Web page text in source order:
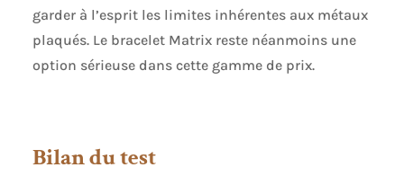
garder à l’esprit les limites inhérentes aux métaux
plaqués. Le bracelet Matrix reste néanmoins une
option sérieuse dans cette gamme de prix.
Bilan du test